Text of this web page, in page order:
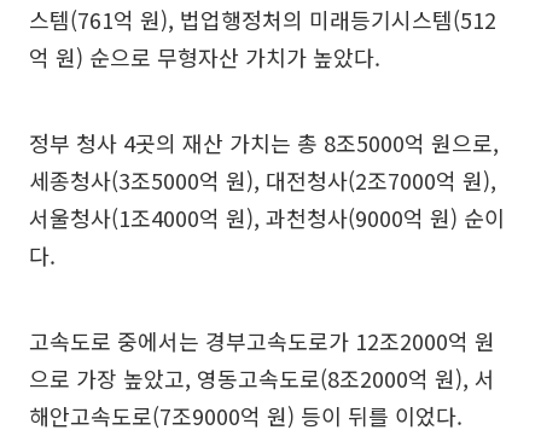
스템(761억 원), 법업행정처의 미래등기시스템(512
억 원) 순으로 무형자산 가치가 높았다.
정부 청사 4곳의 재산 가치는 총 8조5000억 원으로,
세종청사(3조5000억 원), 대전청사(2조7000억 원),
서울청사(1조4000억 원), 과천청사(9000억 원) 순이
다.
고속도로 중에서는 경부고속도로가 12조2000억 원
으로 가장 높았고, 영동고속도로(8조2000억 원), 서
해안고속도로(7조9000억 원) 등이 뒤를 이었다.